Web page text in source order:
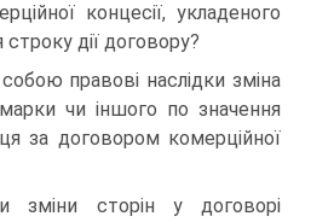
концесії, укладеного
дії договору?
правові наслідки зміна
чи іншого по значення
за договором комерційної
зміни сторін у договорі